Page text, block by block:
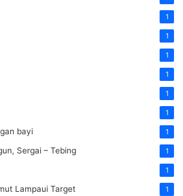
1
1
1
1
1
1
bayi 1
Sergai – Tebing 1
1
Lampaui Target 1